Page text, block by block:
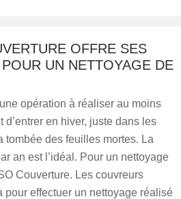
OFFRE SES
UN NETTOYAGE DE
opération à réaliser au moins
en hiver, juste dans les
tombée des feuilles mortes. La
an est l’idéal. Pour un nettoyage
Couverture. Les couvreurs
pour effectuer un nettoyage réalisé